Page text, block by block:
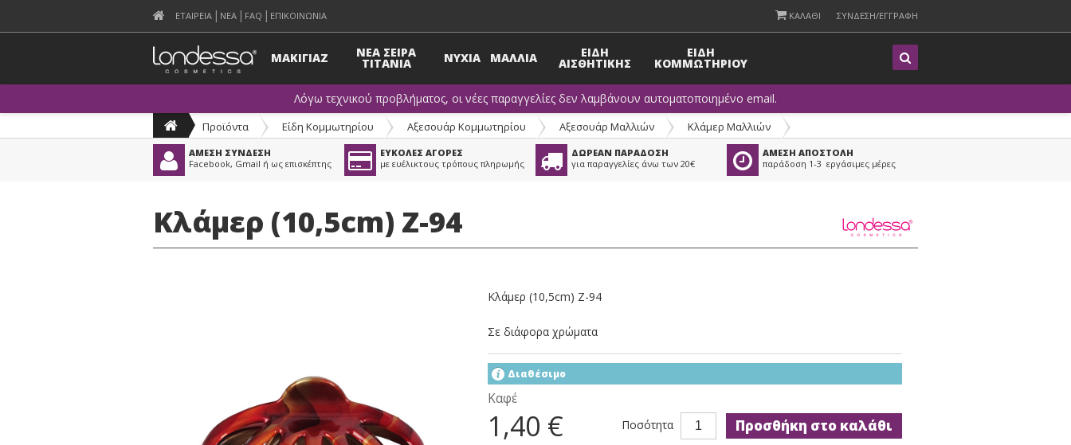
ΕΤΑΙΡΕΙΑ ΝΕΑ FAQ ΕΠΙΚΟΙΝΩΝΙΑ ΚΑΛΑΘΙ ΣΥΝΔΕΣΗ/ΕΓΓΡΑΦΗ
ΜΑΚΙΓΙΑΖ ΝΕΑ ΣΕΙΡΑ
TITANIA ΝΥΧΙΑ ΜΑΛΛΙΑ ΕΙΔΗ
ΑΙΣΘΗΤΙΚΗΣ
ΕΙΔΗ
ΚΟΜΜΩΤΗΡΙΟΥ
Λόγω τεχνικού προβλήματος, οι νέες παραγγελίες δεν λαμβάνουν αυτοματοποιημένο email.
Προϊόντα > Είδη Κομμωτηρίου > Αξεσουάρ Κομμωτηρίου > Αξεσουάρ Μαλλιών > Κλάμερ Μαλλιών
ΑΜΕΣΗ ΣΥΝΔΕΣΗ
Facebook, Gmail ή ως επισκέπτης
ΕΥΚΟΛΕΣ ΑΓΟΡΕΣ
με ευέλικτους τρόπους πληρωμής
ΔΩΡΕΑΝ ΠΑΡΑΔΟΣΗ
για παραγγελίες άνω των 20€
ΑΜΕΣΗ ΑΠΟΣΤΟΛΗ
παράδοση 1-3 εργάσιμες μέρες
Κλάμερ (10,5cm) Z-94
Κλάμερ (10,5cm) Z-94
Σε διάφορα χρώματα
Διαθέσιμο
Καφέ
1,40 € Ποσότητα Προσθήκη στο καλάθι